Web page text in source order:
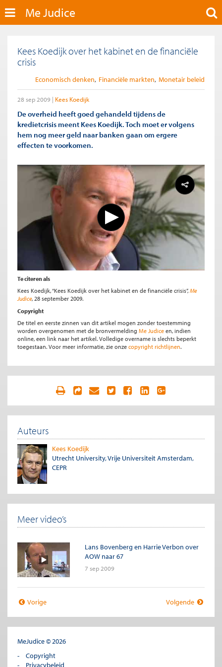
Me Judice
Kees Koedijk over het kabinet en de financiële
crisis
Economisch denken Financiële markten Monetair beleid
28 sep 2009 Kees Koedijk
De overheid heeft goed gehandeld tijdens de
kredietcrisis meent Kees Koedijk. Toch moet er volgens
hem nog meer geld naar banken gaan om ergere
effecten te voorkomen.
Te citeren als
Kees Koedijk, “Kees Koedijk over het kabinet en de financiële crisis”, Me
Judice, 28 september 2009.
Copyright
De titel en eerste zinnen van dit artikel mogen zonder toestemming
worden overgenomen met de bronvermelding Me Judice en, indien
online, een link naar het artikel. Volledige overname is slechts beperkt
toegestaan. Voor meer informatie, zie onze copyright richtlijnen.
Auteurs
Kees Koedijk
Utrecht University, Vrije Universiteit Amsterdam,
CEPR
Meer video’s
Lans Bovenberg en Harrie Verbon over
AOW naar 67
7 sep 2009
Vorige Volgende
MeJudice © 2026
Copyright